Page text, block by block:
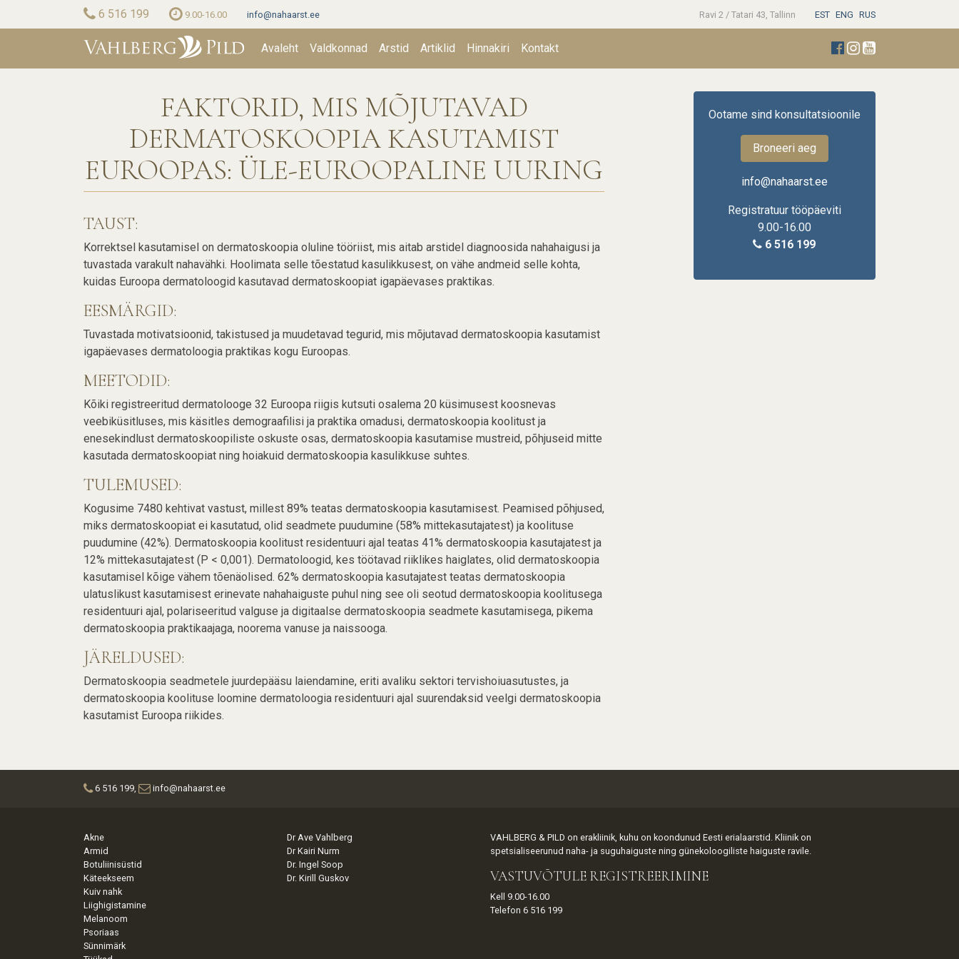
to
6 516 199 9.00-16.00 info@nahaarst.ee Ravi 2 / Tatari 43, Tallinn EST ENG RUS
Main
navigation
Avaleht Valdkonnad Arstid Artiklid Hinnakiri Kontakt
FAKTORID, MIS MÕJUTAVAD
DERMATOSKOOPIA KASUTAMIST
EUROOPAS: ÜLE-EUROOPALINE UURING
TAUST:
Korrektsel kasutamisel on dermatoskoopia oluline tööriist, mis aitab arstidel diagnoosida nahahaigusi ja
tuvastada varakult nahavähki. Hoolimata selle tõestatud kasulikkusest, on vähe andmeid selle kohta,
kuidas Euroopa dermatoloogid kasutavad dermatoskoopiat igapäevases praktikas.
EESMÄRGID:
Tuvastada motivatsioonid, takistused ja muudetavad tegurid, mis mõjutavad dermatoskoopia kasutamist
igapäevases dermatoloogia praktikas kogu Euroopas.
MEETODID:
Kõiki registreeritud dermatolooge 32 Euroopa riigis kutsuti osalema 20 küsimusest koosnevas
veebiküsitluses, mis käsitles demograafilisi ja praktika omadusi, dermatoskoopia koolitust ja
enesekindlust dermatoskoopiliste oskuste osas, dermatoskoopia kasutamise mustreid, põhjuseid mitte
kasutada dermatoskoopiat ning hoiakuid dermatoskoopia kasulikkuse suhtes.
TULEMUSED:
Kogusime 7480 kehtivat vastust, millest 89% teatas dermatoskoopia kasutamisest. Peamised põhjused,
miks dermatoskoopiat ei kasutatud, olid seadmete puudumine (58% mittekasutajatest) ja koolituse
puudumine (42%). Dermatoskoopia koolitust residentuuri ajal teatas 41% dermatoskoopia kasutajatest ja
12% mittekasutajatest (P < 0,001). Dermatoloogid, kes töötavad riiklikes haiglates, olid dermatoskoopia
kasutamisel kõige vähem tõenäolised. 62% dermatoskoopia kasutajatest teatas dermatoskoopia
ulatuslikust kasutamisest erinevate nahahaiguste puhul ning see oli seotud dermatoskoopia koolitusega
residentuuri ajal, polariseeritud valguse ja digitaalse dermatoskoopia seadmete kasutamisega, pikema
dermatoskoopia praktikaajaga, noorema vanuse ja naissooga.
JÄRELDUSED:
Dermatoskoopia seadmetele juurdepääsu laiendamine, eriti avaliku sektori tervishoiuasutustes, ja
dermatoskoopia koolituse loomine dermatoloogia residentuuri ajal suurendaksid veelgi dermatoskoopia
kasutamist Euroopa riikides.
Ootame sind konsultatsioonile
Broneeri aeg
info@nahaarst.ee
Registratuur tööpäeviti
9.00-16.00
6 516 199
6 516 199, info@nahaarst.ee
Akne
Armid
Botuliinisüstid
Käteekseem
Kuiv nahk
Liighigistamine
Melanoom
Psoriaas
Sünnimärk
Dr Ave Vahlberg
Dr Kairi Nurm
Dr. Ingel Soop
Dr. Kirill Guskov
VAHLBERG & PILD on erakliinik, kuhu on koondunud Eesti erialaarstid. Kliinik on
spetsialiseerunud naha- ja suguhaiguste ning günekoloogiliste haiguste ravile.
VASTUVÕTULE REGISTREERIMINE
Kell 9.00-16.00
Telefon 6 516 199